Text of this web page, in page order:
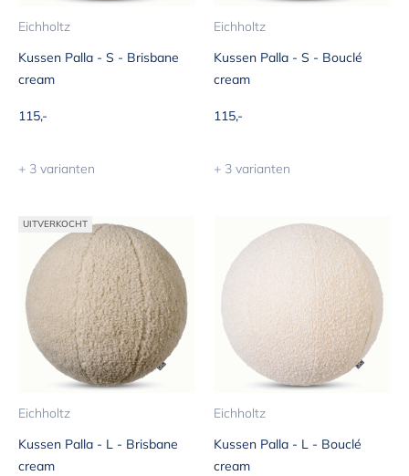
Eichholtz
Kussen Palla - S - Brisbane
cream
Aanbiedingsprijs
115,-
+ 3 varianten
Eichholtz
Kussen Palla - S - Bouclé
cream
Aanbiedingsprijs
115,-
+ 3 varianten
UITVERKOCHT
Eichholtz
Kussen Palla - L - Brisbane
cream
Eichholtz
Kussen Palla - L - Bouclé
cream